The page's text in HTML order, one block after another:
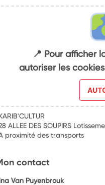
📍 Pour afficher
autoriser les
ALLEE DES SOUPIRS
proximité des transports
contact
Van Puyenbrouk